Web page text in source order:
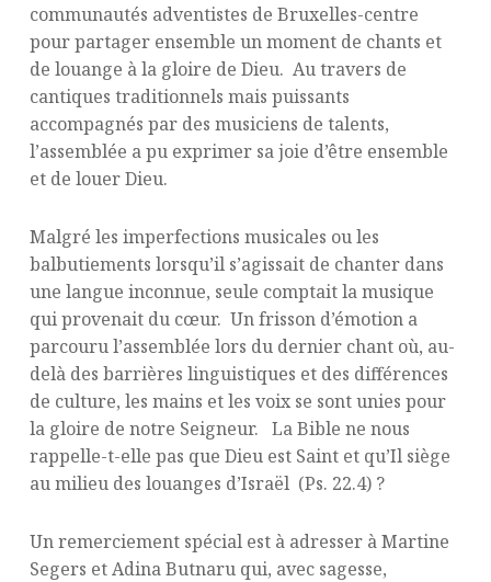
communautés adventistes de Bruxelles-centre
pour partager ensemble un moment de chants et
de louange à la gloire de Dieu. Au travers de
cantiques traditionnels mais puissants
accompagnés par des musiciens de talents,
l’assemblée a pu exprimer sa joie d’être ensemble
et de louer Dieu.
Malgré les imperfections musicales ou les
balbutiements lorsqu’il s’agissait de chanter dans
une langue inconnue, seule comptait la musique
qui provenait du cœur. Un frisson d’émotion a
parcouru l’assemblée lors du dernier chant où, au-
delà des barrières linguistiques et des différences
de culture, les mains et les voix se sont unies pour
la gloire de notre Seigneur. La Bible ne nous
rappelle-t-elle pas que Dieu est Saint et qu’Il siège
au milieu des louanges d’Israël (Ps. 22.4) ?
Un remerciement spécial est à adresser à Martine
Segers et Adina Butnaru qui, avec sagesse,